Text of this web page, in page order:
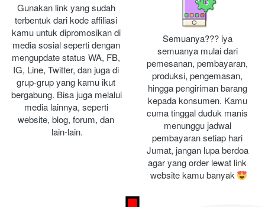
Gunakan link yang sudah
terbentuk dari kode affiliasi
kamu untuk dipromosikan di
media sosial seperti dengan
mengupdate status WA, FB,
IG, Line, Twitter, dan juga di
grup-grup yang kamu ikut
bergabung. Bisa juga melalui
media lainnya, seperti
website, blog, forum, dan
lain-lain.
Semuanya??? iya
semuanya mulai dari
pemesanan, pembayaran,
produksi, pengemasan,
hingga pengiriman barang
kepada konsumen. Kamu
cuma tinggal duduk manis
menunggu jadwal
pembayaran setiap hari
Jumat, jangan lupa berdoa
agar yang order lewat link
website kamu banyak